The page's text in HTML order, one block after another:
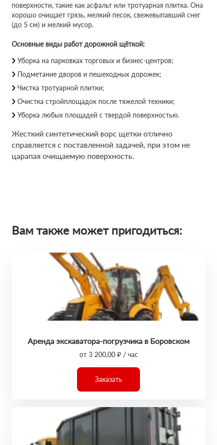
поверхности, такие как асфальт или тротуарная плитка. Она
хорошо очищает грязь, мелкий песок, свежевыпавший снег
(до 5 см) и мелкий мусор.
Основные виды работ дорожной щёткой:
Уборка на парковках торговых и бизнес-центров;
Подметание дворов и пешеходных дорожек;
Чистка тротуарной плитки;
Очистка стройплощадок после тяжелой техники;
Уборка любых площадей с твердой поверхностью.
Жесткий синтетический ворс щетки отлично
справляется с поставленной задачей, при этом не
царапая очищаемую поверхность.
Вам также может пригодиться:
Аренда экскаватора-погрузчика в Боровском
от 3 200,00 ₽ / час
Заказать